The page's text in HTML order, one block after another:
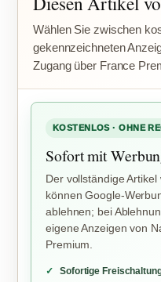
Wählen Sie zwischen
gekennzeichneten
Zugang über France
KOSTENLOS · OHNE
Sofort mit
Der vollständige
können Google-
ablehnen; bei
eigene Anzeigen von
Premium.
Sofortige